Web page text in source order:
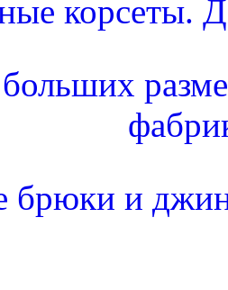
корсеты.
брюки и